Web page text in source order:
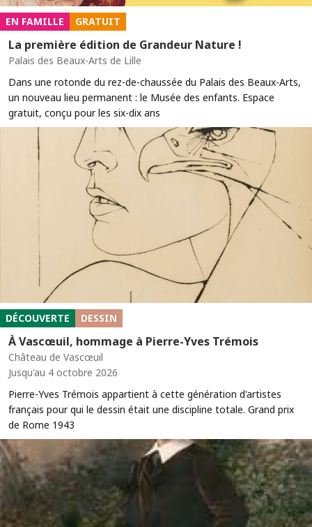
EN FAMILLE GRATUIT
La première édition de Grandeur Nature !
Palais des Beaux-Arts de Lille
Dans une rotonde du rez-de-chaussée du Palais des Beaux-Arts,
un nouveau lieu permanent : le Musée des enfants. Espace
gratuit, conçu pour les six-dix ans
DÉCOUVERTE DESSIN
À Vascœuil, hommage à Pierre-Yves Trémois
Château de Vascœuil
Jusqu'au 4 octobre 2026
Pierre-Yves Trémois appartient à cette génération d'artistes
français pour qui le dessin était une discipline totale. Grand prix
de Rome 1943